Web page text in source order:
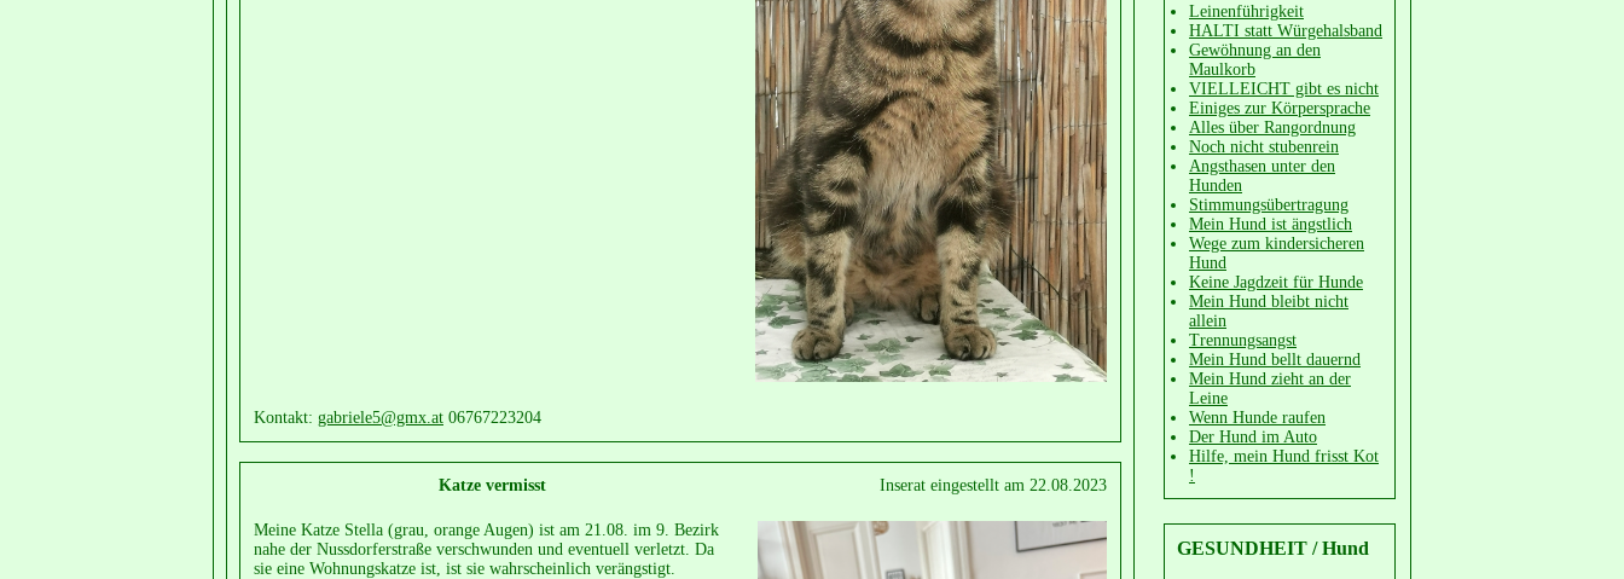
Kontakt: gabriele5@gmx.at 06767223204
Katze vermisst Inserat eingestellt am 22.08.2023
Meine Katze Stella (grau, orange Augen) ist am 21.08. im 9. Bezirk
nahe der Nussdorferstraße verschwunden und eventuell verletzt. Da
sie eine Wohnungskatze ist, ist sie wahrscheinlich verängstigt.
Leinenführigkeit
HALTI statt Würgehalsband
Gewöhnung an den
Maulkorb
VIELLEICHT gibt es nicht
Einiges zur Körpersprache
Alles über Rangordnung
Noch nicht stubenrein
Angsthasen unter den
Hunden
Stimmungsübertragung
Mein Hund ist ängstlich
Wege zum kindersicheren
Hund
Keine Jagdzeit für Hunde
Mein Hund bleibt nicht
allein
Trennungsangst
Mein Hund bellt dauernd
Mein Hund zieht an der
Leine
Wenn Hunde raufen
Der Hund im Auto
Hilfe, mein Hund frisst Kot
!
GESUNDHEIT / Hund